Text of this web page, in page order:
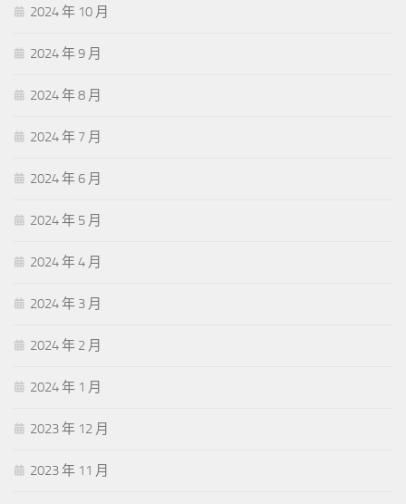
2024 年 10 月
2024 年 9 月
2024 年 8 月
2024 年 7 月
2024 年 6 月
2024 年 5 月
2024 年 4 月
2024 年 3 月
2024 年 2 月
2024 年 1 月
2023 年 12 月
2023 年 11 月